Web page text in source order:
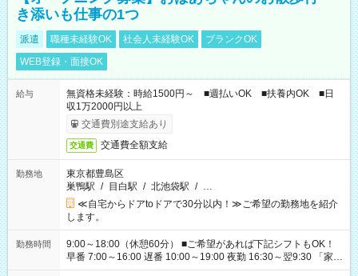
き添いも仕事の1つ
派遣 職種未経験OK 社会人未経験OK
ブランクOK
WEB登録・面接OK
給与
無資格未経験：時給1500円～ ■週払いOK ■扶養内OK ■日
収1万2000円以上
交通費別途支給あり
交通費 交通費全額支給
勤務地
東京都豊島区
巣鴨駅 / 目白駅 / 北池袋駅 / …
≪自宅からドアtoドアで30分以内！≫ご希望の勤務地を紹介
します。
勤務時間
9:00～18:00（休憩60分） ■ご希望があれば下記シフトもOK！
早番 7:00～16:00 遅番 10:00～19:00 夜勤 16:30～翌9:30 「家族
と休みを合わせたい」 「余裕を持って夕飯の準備がしたい」